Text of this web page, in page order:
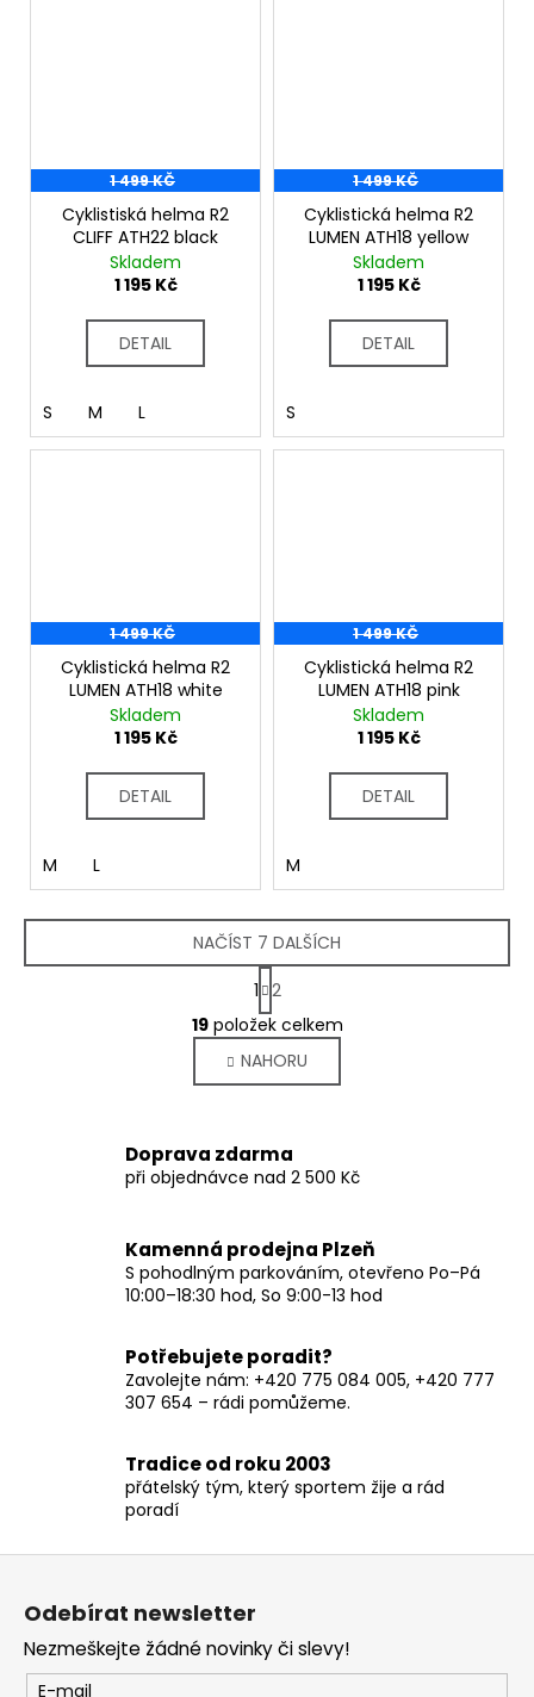
1 499 KČ
Cyklistiská helma R2
CLIFF ATH22 black
Skladem
1 195 Kč
DETAIL
S M L
1 499 KČ
Cyklistická helma R2
LUMEN ATH18 yellow
Skladem
1 195 Kč
DETAIL
S
1 499 KČ
Cyklistická helma R2
LUMEN ATH18 white
Skladem
1 195 Kč
DETAIL
M L
1 499 KČ
Cyklistická helma R2
LUMEN ATH18 pink
Skladem
1 195 Kč
DETAIL
M
O
v
l
á
a
c
r
v
k
v
ý
p
s
u
NAČÍST 7 DALŠÍCH
S
t
r
á
n
k
á
n
1 2
19položek celkem
NAHORU
Doprava zdarma
při objednávce nad 2 500 Kč
Kamenná prodejna Plzeň
S pohodlným parkováním, otevřeno Po–Pá
10:00–18:30 hod, So 9:00-13 hod
Potřebujete poradit?
Zavolejte nám: +420 775 084 005, +420 777
307 654 – rádi pomůžeme.
Tradice od roku 2003
přátelský tým, který sportem žije a rád
poradí
Odebírat newsletter
Nezmeškejte žádné novinky či slevy!
E-mail